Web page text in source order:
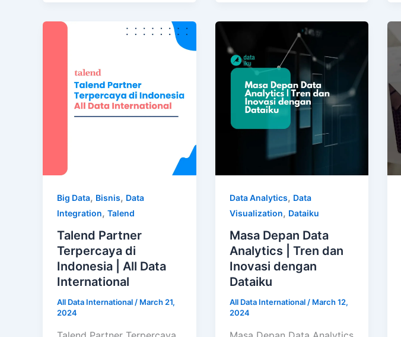
Big Data, Bisnis, Data
Integration, Talend
Talend Partner
Terpercaya di
Indonesia | All Data
International
All Data International/ March 21,
2024
Data Analytics, Data
Visualization, Dataiku
Masa Depan Data
Analytics | Tren dan
Inovasi dengan
Dataiku
All Data International/ March 12,
2024